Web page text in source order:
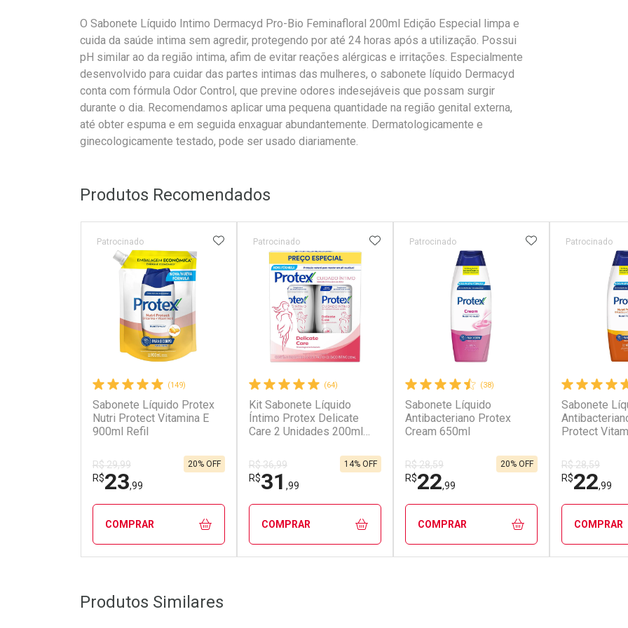
O Sabonete Líquido Intimo Dermacyd Pro-Bio Feminafloral 200ml Edição Especial limpa e
cuida da saúde intima sem agredir, protegendo por até 24 horas após a utilização. Possui
pH similar ao da região intima, afim de evitar reações alérgicas e irritações. Especialmente
desenvolvido para cuidar das partes intimas das mulheres, o sabonete líquido Dermacyd
conta com fórmula Odor Control, que previne odores indesejáveis que possam surgir
durante o dia. Recomendamos aplicar uma pequena quantidade na região genital externa,
até obter espuma e em seguida enxaguar abundantemente. Dermatologicamente e
ginecologicamente testado, pode ser usado diariamente.
Produtos Recomendados
(149)
Sabonete Líquido Protex
Nutri Protect Vitamina E
900ml Refil
Patrocinado
R$ 29,99
R$23,99
20% OFF
ADICIONAR AOS FAVORITOS
COMPRAR
Laboratório
Por Menos
(64)
Kit Sabonete Líquido
Íntimo Protex Delicate
Care 2 Unidades 200ml
Patrocinado
R$ 36,99
R$31 ,99
14% OFF
ADICIONAR AOS FAVORITOS
COMPRAR
(38)
Sabonete Líquido
Antibacteriano Protex
Cream 650ml
Patrocinado
R$ 28,59
R$22,99
20% OFF
ADICIONAR AOS
COMPRAR
Sabonete
Protect
Patrocinado
R$ 28,59
R$22,99
COMPRAR
Produtos Similares